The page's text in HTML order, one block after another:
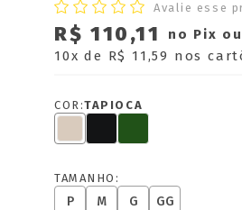
Avalie esse
R$ 110,11
no Pix
10x de R$ 11,59 nos
COR:TAPIOCA
TAMANHO:
P M G GG